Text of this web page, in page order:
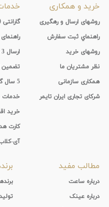
خرید و همکاری
روشهای ارسال و رهگیری
راهنماي ثبت سفارش
روشهای خرید
نظر مشتریان ما
همکاری سازمانی
شرکای تجاری ایران تایمر
گارانتی 30 روز ضمانت بازگشت
ارسال 3 ساعته محصولات
تضمین
5 سال گارانتی ساعت مچی
خرید
کارت
آی-
مطالب مفید
درباره ساعت
درباره عینک